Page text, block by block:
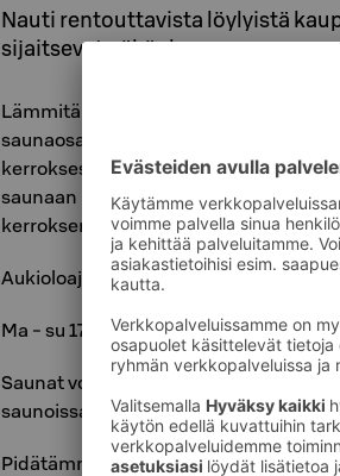
Nauti rentouttavista löylyistä
sijaitsevat näköalasaunamme
Lämmitämme saunat vieraillemme
saunaosasto vilvoitteluterasseineen
kerroksessa. Asiakassaunat
saunaan pääsee huoneavaimella.
kerroksen Delistä tai Kuppis Rooftop
Aukioloajat:
Ma - su 17 - 21.30
Saunat voi löytää erikseen sekä
saunoissa on samat aukioloajat.
Pidätämme oikeuden muutoksiin